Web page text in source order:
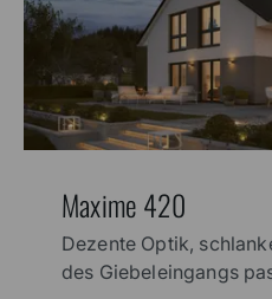
Maxime 420
Dezente Optik,
des Giebeleingangs